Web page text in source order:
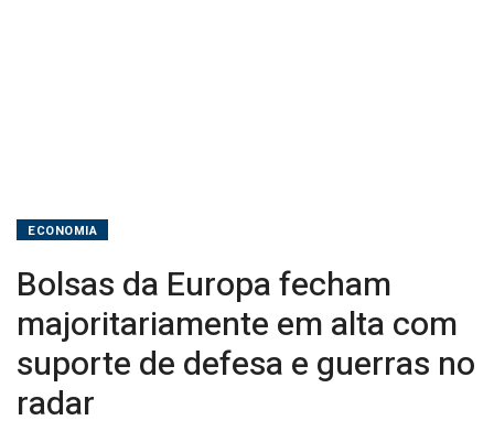
ECONOMIA
Bolsas da Europa fecham
majoritariamente em alta com
suporte de defesa e guerras no
radar